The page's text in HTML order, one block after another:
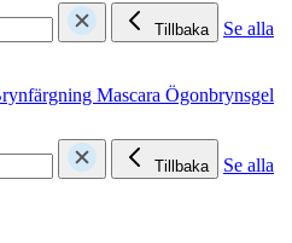
Tillbaka
Se alla
Mascara Ögonbrynsgel
Tillbaka
Se alla